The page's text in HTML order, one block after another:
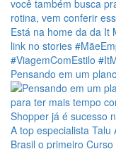
Pensando em um